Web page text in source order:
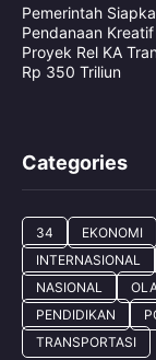
Pemerintah
Pendanaan
Proyek Rel KA
Rp 350 Triliun
Categories
34 EKONOMI
INTERNASIONAL
NASIONAL
PENDIDIKAN
TRANSPORTASI